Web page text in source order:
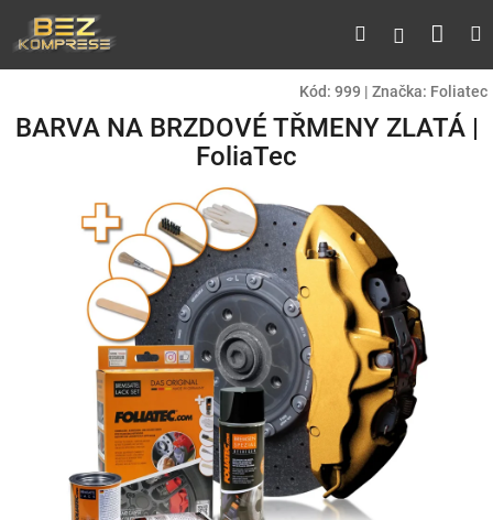
obsah
HledatPřihlášení
Kód: 999 | Značka: Foliatec
BARVA NA BRZDOVÉ TŘMENY ZLATÁ |
FoliaTec